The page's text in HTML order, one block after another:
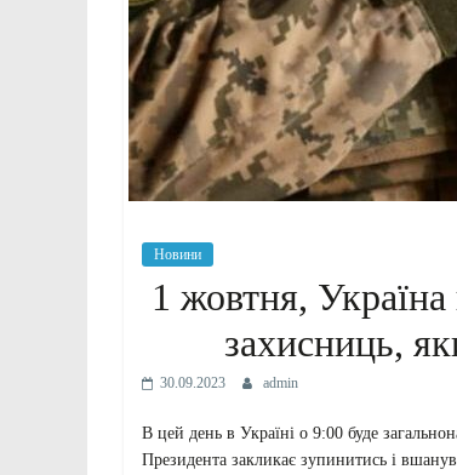
Новини
1 жовтня, Україна
захисниць,
30.09.2023 admin
В цей день в Україні о 9:00 буде
Президента закликає зупинитись і